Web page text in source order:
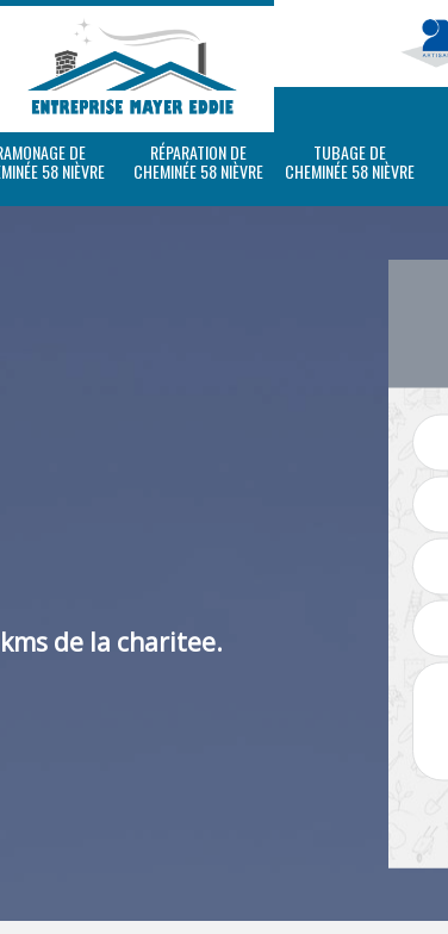
DE
58 NIÈVRE
RÉPARATION DE
CHEMINÉE 58 NIÈVRE
TUBAGE DE
CHEMINÉE 58 NIÈVRE
de la charitee.